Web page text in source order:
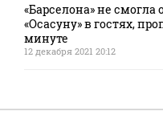
«Барселона» не смогла
«Осасуну» в гостях,
минуте
12 декабря 2021 20:12